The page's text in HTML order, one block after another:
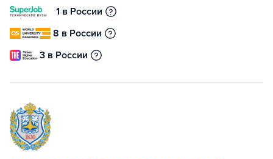
1 в России
8 в России
3 в России